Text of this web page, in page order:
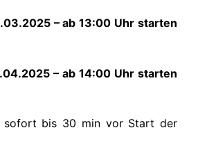
– ab 13:00 Uhr starten
– ab 14:00 Uhr starten
sofort bis 30 min vor Start der